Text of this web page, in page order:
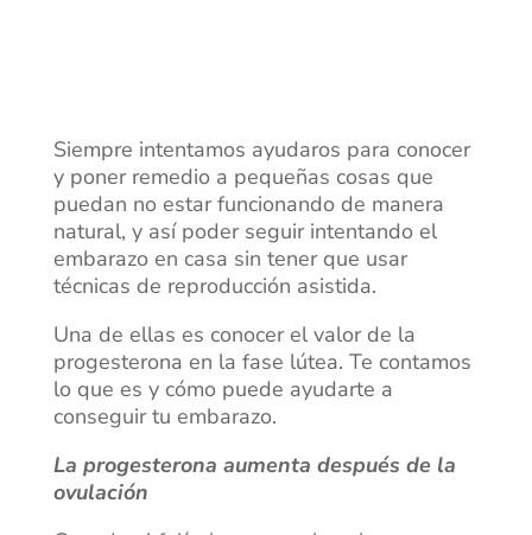
Siempre intentamos ayudaros para conocer
y poner remedio a pequeñas cosas que
puedan no estar funcionando de manera
natural, y así poder seguir intentando el
embarazo en casa sin tener que usar
técnicas de reproducción asistida.
Una de ellas es conocer el valor de la
progesterona en la fase lútea. Te contamos
lo que es y cómo puede ayudarte a
conseguir tu embarazo.
La progesterona aumenta después de la
ovulación